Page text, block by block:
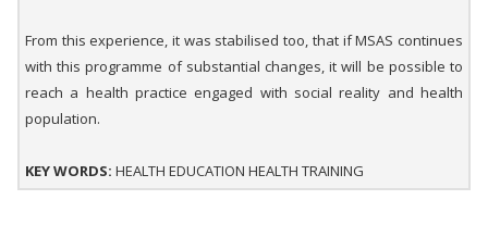
From this experience, it was stabilised too, that if MSAS continues
with this programme of substantial changes, it will be possible to
reach a health practice engaged with social reality and health
population.
KEY WORDS: HEALTH EDUCATION HEALTH TRAINING